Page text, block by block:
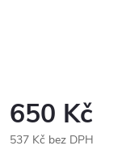
650 Kč
537 Kč bez DPH